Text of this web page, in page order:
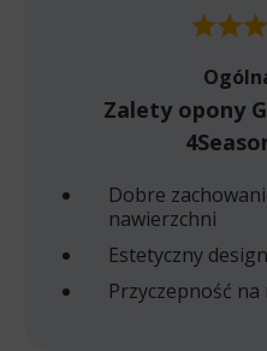
Zalety opony
Dobre
nawierzchni
Estetyczny
Przyczepność